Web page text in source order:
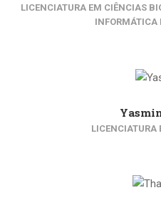
LICENCIATURA EM CIÊNCIAS
INFORMÁTICA
LICENCIATURA